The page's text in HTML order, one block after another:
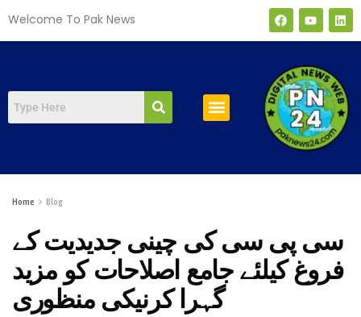
Welcome To Pak News
Home Blog
سی پی سی کی چینی جدیدیت کے
فروغ کیلئے جامع اصلاحات کو مزید
گہرا کرنیکی منظوری